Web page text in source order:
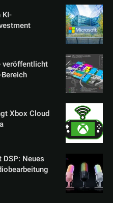
veröffentlicht
Xbox Cloud
Neues